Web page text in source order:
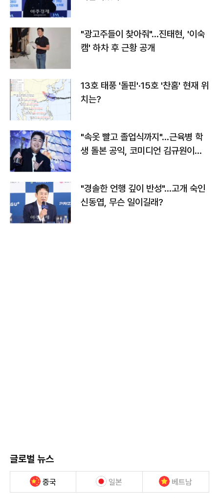
"광고주들이 찾아줘"…진태현, '이숙
캠' 하차 후 근황 공개
13호 태풍 '돌핀'·15호 '찬홈' 현재 위
치는?
"속옷 빨고 졸업식까지"…근육병 학
생 돌본 공익, 코미디언 김규원이었
"경솔한 언행 깊이 반성"…고개 숙인
신동엽, 무슨 일이길래?
글로벌 뉴스
중국 일본 베트남